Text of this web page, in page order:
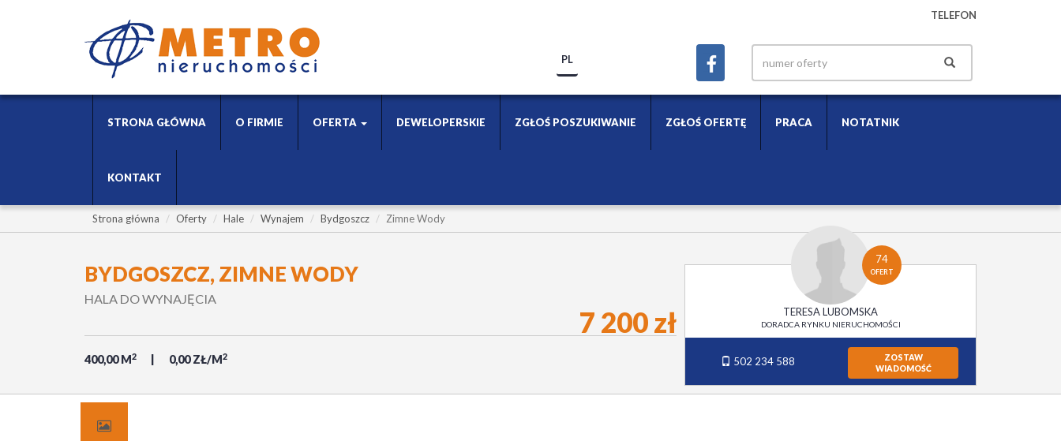
TELEFON
PL
STRONA GŁÓWNA O FIRMIE OFERTA DEWELOPERSKIE ZGŁOŚ POSZUKIWANIE ZGŁOŚ OFERTĘ PRACA NOTATNIK
KONTAKT
Strona główna Oferty Hale Wynajem Bydgoszcz Zimne Wody
BYDGOSZCZ, ZIMNE WODY
HALA DO WYNAJĘCIA
400,00 M2 0,00 ZŁ/M2
7 200 zł
74
OFERT
TERESA LUBOMSKA
DORADCA RYNKU NIERUCHOMOŚCI
502 234 588
ZOSTAW
WIADOMOŚĆ